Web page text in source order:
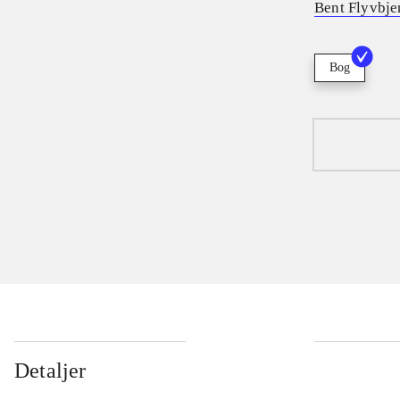
Bent
Bog
Detaljer